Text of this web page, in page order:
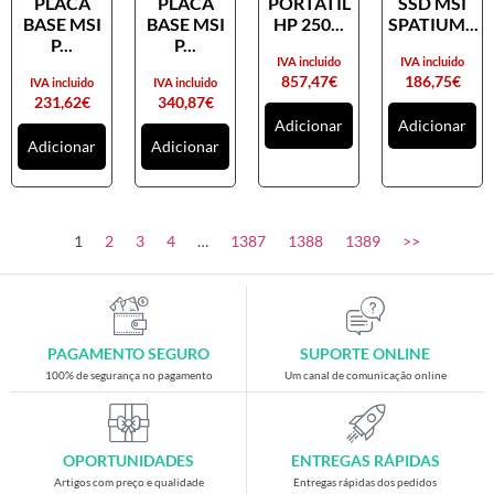
Placas gráficas
SAIS
Ventoínhas
Computadores
All-in-One
Gaming
Acessórios gaming
Cadeiras gaming
Merchandising
BASE MSI
P...
231,62€
IVA incluido
Adicionar
BASE MSI
P...
340,87€
IVA incluido
Adicionar
HP 250...
857,47€
IVA incluido
Adicionar
SPATIUM...
186,75€
IVA incluido
Adicionar
1 2 3 4 … 1387 1388 1389 >>
PAGAMENTO SEGURO
100% de segurança no pagamento
SUPORTE ONLINE
Um canal de comunicação online
OPORTUNIDADES
Artigos com preço e qualidade
ENTREGAS RÁPIDAS
Entregas rápidas dos pedidos